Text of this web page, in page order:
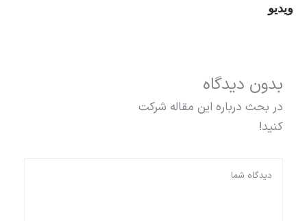
ویدیو
بدون دیدگاه
در بحث درباره این مقاله شرکت
کنید!